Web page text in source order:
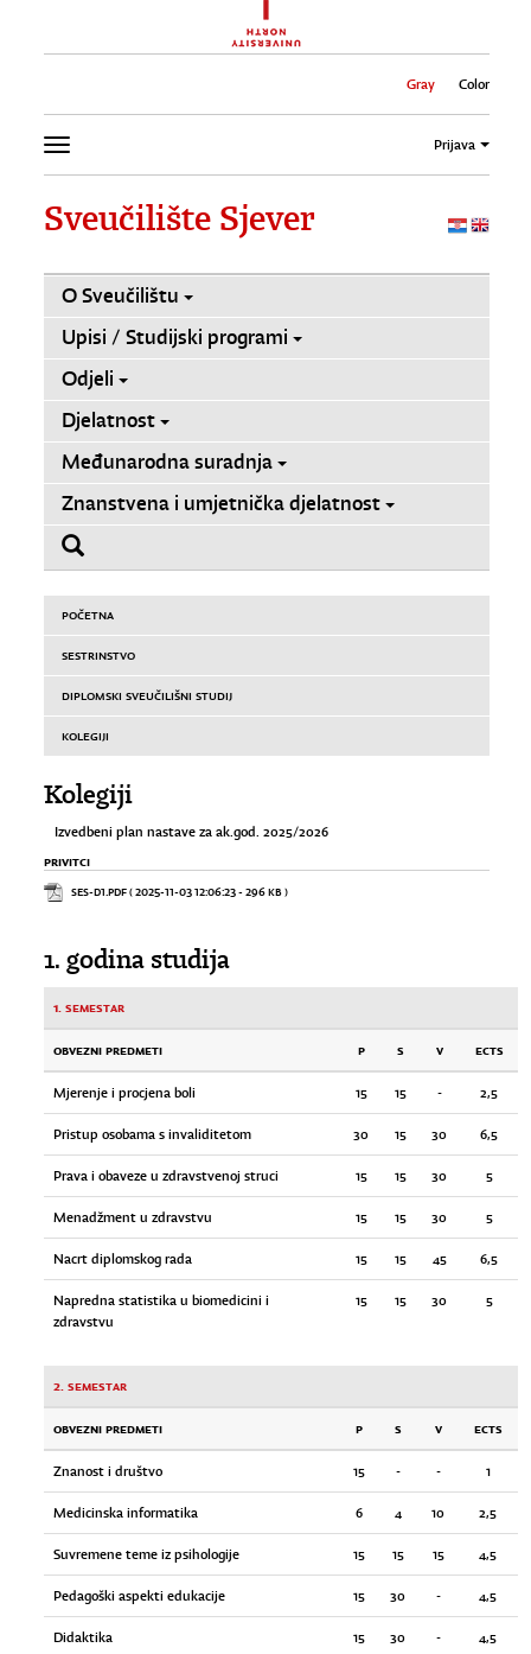
Color
Gray
Prijava
Sveučilište Sjever
O Sveučilištu
Upisi / Studijski programi
Odjeli
Djelatnost
Međunarodna suradnja
Znanstvena i umjetnička djelatnost
POČETNA
SESTRINSTVO
DIPLOMSKI SVEUČILIŠNI STUDIJ
KOLEGIJI
Kolegiji
Izvedbeni plan nastave za ak.god. 2025/2026
PRIVITCI
SES-D1.PDF( 2025-11-03 12:06:23 - 296 KB )
1. godina studija
1. semestar
OBVEZNI PREDMETI P S V ECTS
Mjerenje i procjena boli 15 15 - 2,5
Pristup osobama s invaliditetom 30 15 30 6,5
Prava i obaveze u zdravstvenoj struci 15 15 30 5
Menadžment u zdravstvu 15 15 30 5
Nacrt diplomskog rada 15 15 45 6,5
Napredna statistika u biomedicini i
zdravstvu
15 15 30 5
2. semestar
OBVEZNI PREDMETI P S V ECTS
Znanost i društvo 15 - - 1
Medicinska informatika 6 4 10 2,5
Suvremene teme iz psihologije 15 15 15 4,5
Pedagoški aspekti edukacije 15 30 - 4,5
Didaktika 15 30 - 4,5